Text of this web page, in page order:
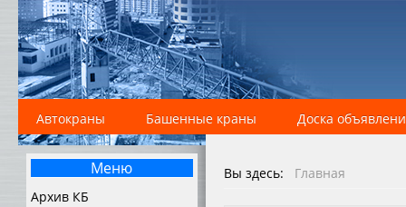
Автокраны Башенные краны Доска
Меню
Архив КБ
Вы здесь: Главная